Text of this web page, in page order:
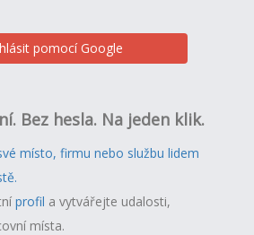
pomocí Google
Bez hesla. Na jeden klik.
místo, firmu nebo službu lidem
profil a vytvářejte udalosti,
místa.